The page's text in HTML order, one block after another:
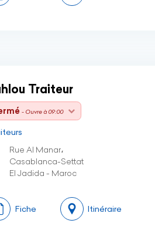
Traiteur
- Ouvre à 09:00
Rue Al Manar،
Casablanca-Settat
El Jadida - Maroc
Fiche Itinéraire